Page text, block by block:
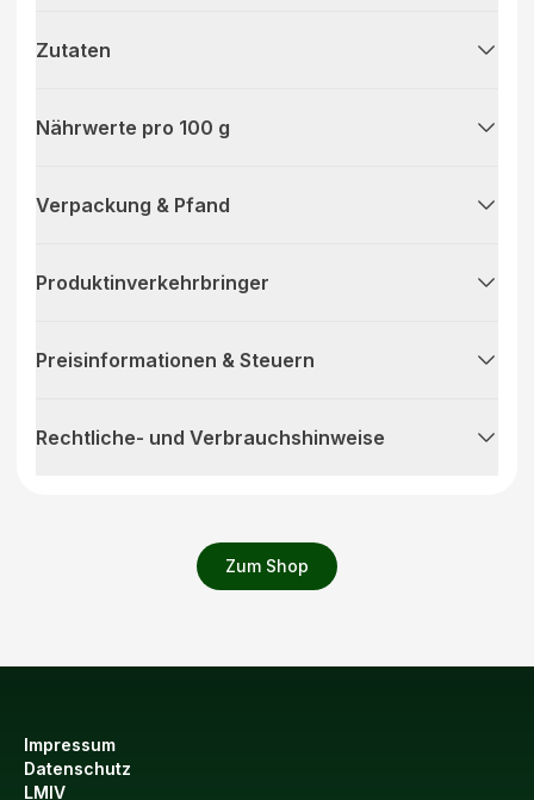
Zum Shop
Zutaten
Nährwerte pro 100 g
Verpackung & Pfand
Produktinverkehrbringer
Preisinformationen & Steuern
Rechtliche- und Verbrauchshinweise
Impressum
Datenschutz
LMIV